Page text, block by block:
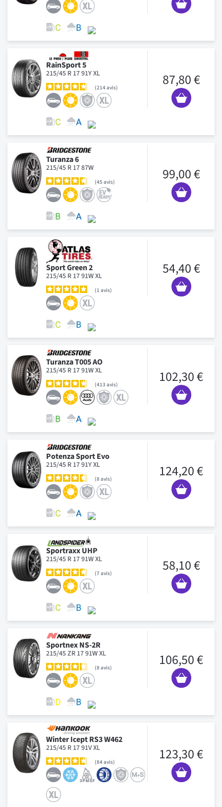
RainSport 5
215/45 R 17 91Y XL
214avis 87,80 €
Turanza 6
215/45 R 17 87W
45 avis 99,00 €
Sport Green 2
215/45 R 17 91W XL
1 avis
54,40 €
Turanza T005 AO
215/45 R 17 91W XL
413 avis 102,30 €
Potenza Sport Evo
215/45 R 17 91Y XL
8 avis 124,20 €
Sportraxx UHP
215/45 R 17 91W XL
7 avis 58,10 €
Sportnex NS-2R
215/45 ZR 17 91W XL
8 avis 106,50 €
Winter Icept RS3 W462
215/45 R 17 91V XL
84avis 123,30 €